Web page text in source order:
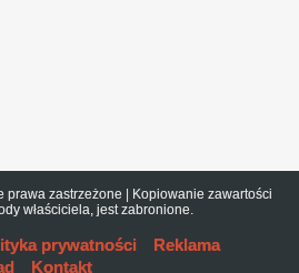
prawa zastrzeżone | Kopiowanie zawartości
właściciela, jest zabronione.
prywatności
Reklama
Kontakt